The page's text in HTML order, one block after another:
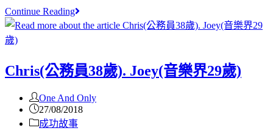
Continue Reading
Chris(公務員38歲). Joey(音樂界29歲)
One And Only
27/08/2018
成功故事